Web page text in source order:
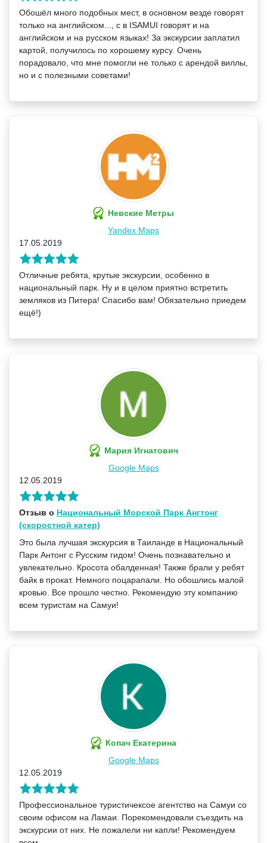
Обошёл много подобных мест, в основном везде говорят
только на английском..., с в ISAMUI говорят и на
английском и на русском языках! За экскурсии заплатил
картой, получилось по хорошему курсу. Очень
порадовало, что мне помогли не только с арендой виллы,
но и с полезными советами!
Невские Метры
Yandex Maps
17.05.2019
Отличные ребята, крутые экскурсии, особенно в
национальный парк. Ну и в целом приятно встретить
земляков из Питера! Спасибо вам! Обязательно приедем
ещё!)
Мария Игнатович
Google Maps
12.05.2019
Отзыв о Национальный Морской Парк Ангтонг
(скоростной катер)
Это была лучшая экскурсия в Таиланде в Национальный
Парк Антонг с Русским гидом! Очень познавательно и
увлекательно. Кросота обалденная! Также брали у ребят
байк в прокат. Немного поцарапали. Но обошлись малой
кровью. Все прошло честно. Рекомендую эту компанию
всем туристам на Самуи!
Копач Екатерина
Google Maps
12.05.2019
Профессиональное туристичексое агентство на Самуи со
своим офисом на Ламаи. Порекомендовали съездить на
экскурсии от них. Не пожалели ни капли! Рекомендуем